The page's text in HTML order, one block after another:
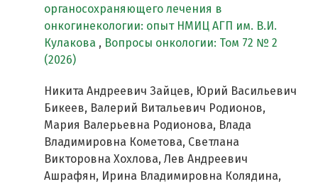
органосохраняющего лечения в
онкогинекологии: опыт НМИЦ АГП им. В.И.
Кулакова , Вопросы онкологии: Том 72 № 2
(2026)
Никита Андреевич Зайцев, Юрий Васильевич
Бикеев, Валерий Витальевич Родионов,
Мария Валерьевна Родионова, Влада
Владимировна Кометова, Светлана
Викторовна Хохлова, Лев Андреевич
Ашрафян, Ирина Владимировна Колядина,